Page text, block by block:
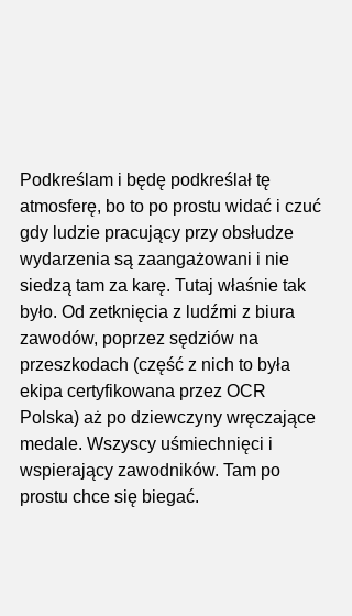
Podkreślam i będę podkreślał tę
atmosferę, bo to po prostu widać i czuć
gdy ludzie pracujący przy obsłudze
wydarzenia są zaangażowani i nie
siedzą tam za karę. Tutaj właśnie tak
było. Od zetknięcia z ludźmi z biura
zawodów, poprzez sędziów na
przeszkodach (część z nich to była
ekipa certyfikowana przez OCR
Polska) aż po dziewczyny wręczające
medale. Wszyscy uśmiechnięci i
wspierający zawodników. Tam po
prostu chce się biegać.